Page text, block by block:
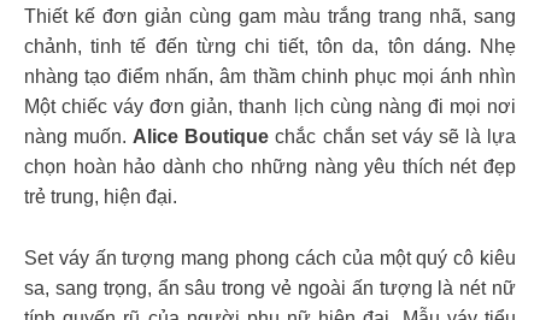
Thiết kế đơn giản cùng gam màu trắng trang nhã, sang
chảnh, tinh tế đến từng chi tiết, tôn da, tôn dáng. Nhẹ
nhàng tạo điểm nhấn, âm thầm chinh phục mọi ánh nhìn
Một chiếc váy đơn giản, thanh lịch cùng nàng đi mọi nơi
nàng muốn.Alice Boutiquechắc chắn set váy sẽ là lựa
chọn hoàn hảo dành cho những nàng yêu thích nét đẹp
trẻ trung, hiện đại.
Set váy ấn tượng mang phong cách của một quý cô kiêu
sa, sang trọng, ẩn sâu trong vẻ ngoài ấn tượng là nét nữ